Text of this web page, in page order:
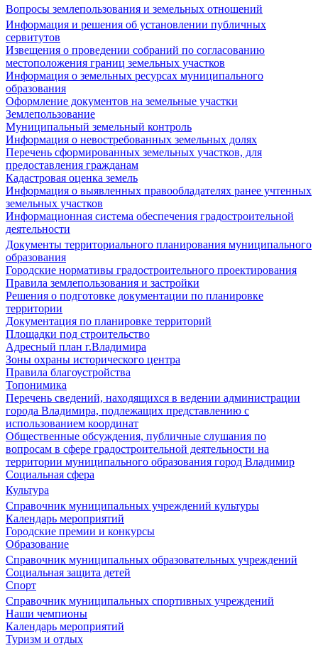
Вопросы землепользования и земельных отношений
Информация и решения об установлении публичных
сервитутов
Извещения о проведении собраний по согласованию
местоположения границ земельных участков
Информация о земельных ресурсах муниципального
образования
Оформление документов на земельные участки
Землепользование
Муниципальный земельный контроль
Информация о невостребованных земельных долях
Перечень сформированных земельных участков, для
предоставления гражданам
Кадастровая оценка земель
Информация о выявленных правообладателях ранее учтенных
земельных участков
Информационная система обеспечения градостроительной
деятельности
Документы территориального планирования муниципального
образования
Городские нормативы градостроительного проектирования
Правила землепользования и застройки
Решения о подготовке документации по планировке
территории
Документация по планировке территорий
Площадки под строительство
Адресный план г.Владимира
Зоны охраны исторического центра
Правила благоустройства
Топонимика
Перечень сведений, находящихся в ведении администрации
города Владимира, подлежащих представлению с
использованием координат
Общественные обсуждения, публичные слушания по
вопросам в сфере градостроительной деятельности на
территории муниципального образования город Владимир
Социальная сфера
Культура
Справочник муниципальных учреждений культуры
Календарь мероприятий
Городские премии и конкурсы
Образование
Справочник муниципальных образовательных учреждений
Социальная защита детей
Спорт
Справочник муниципальных спортивных учреждений
Наши чемпионы
Календарь мероприятий
Туризм и отдых